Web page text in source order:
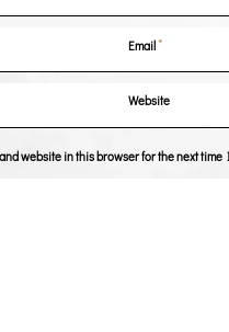
Email*
Website
website in this browser for the next time